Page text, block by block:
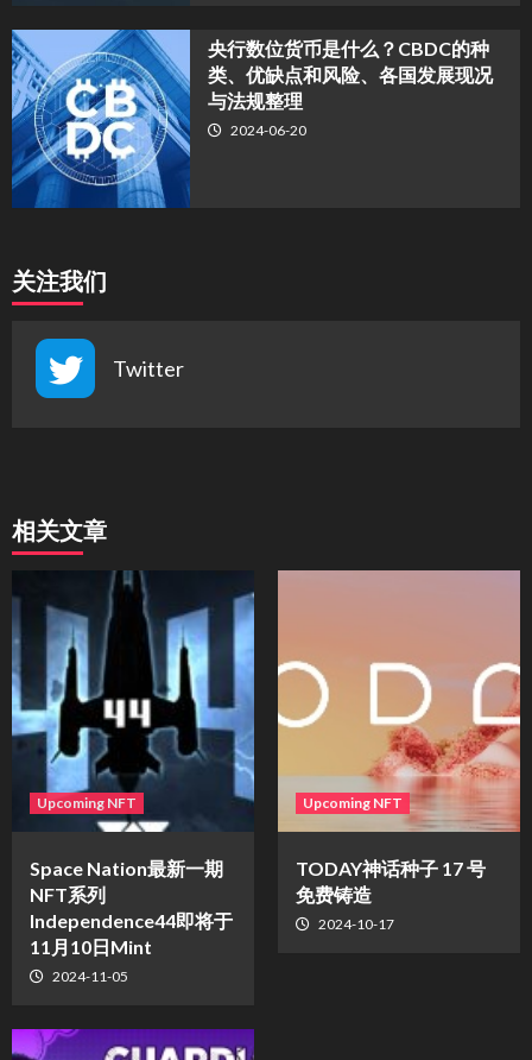
央行数位货币是什么？CBDC的种
类、优缺点和风险、各国发展现况
与法规整理
2024-06-20
关注我们
Twitter
相关文章
Upcoming NFT
Space Nation最新一期
NFT系列
Independence44即将于
11月10日Mint
2024-11-05
Upcoming NFT
TODAY神话种子 17 号
免费铸造
2024-10-17